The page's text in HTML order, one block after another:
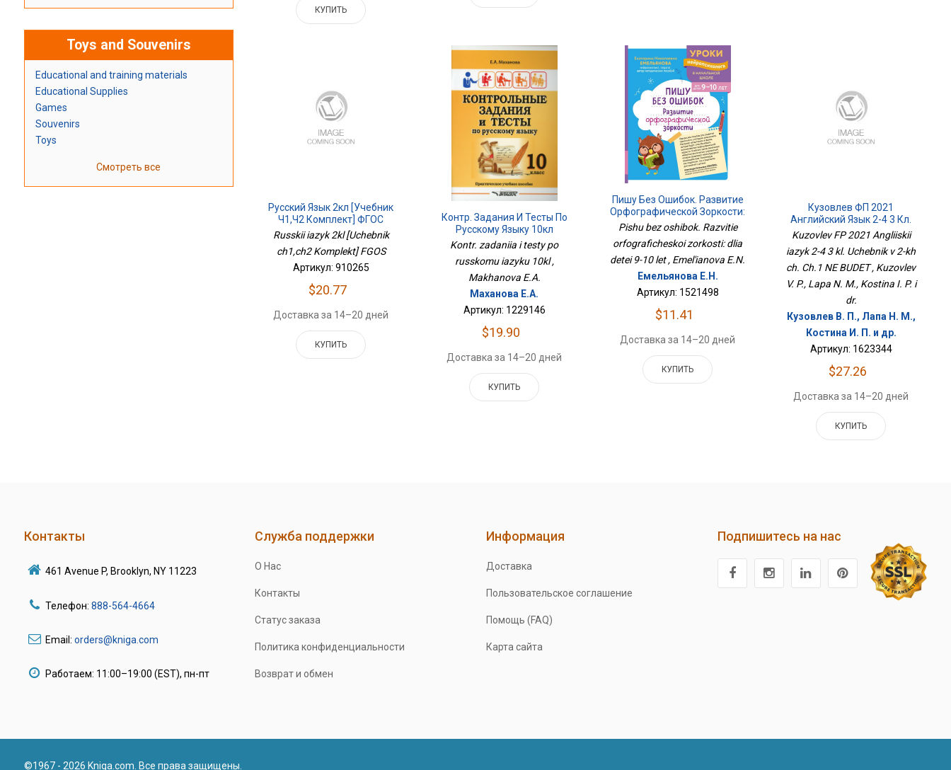
Toys and Souvenirs
Educational and training materials
Educational Supplies
Games
Souvenirs
Toys
Смотреть все
КУПИТЬ
Русский Язык 2кл [Учебник
Ч1,ч2 Комплект] ФГОС
Russkii iazyk 2kl [Uchebnik
ch1,ch2 Komplekt] FGOS
Артикул: 910265
$20.77
Доставка за 14–20 дней
КУПИТЬ
Контр. Задания И Тесты По
Русскому Языку 10кл
Kontr. zadaniia i testy po
russkomu iazyku 10kl ,
Makhanova E.A.
Маханова Е.А.
Артикул: 1229146
$19.90
Доставка за 14–20 дней
КУПИТЬ
Пишу Без Ошибок. Развитие
Орфографической Зоркости:
Для Детей 9-10 Лет
Pishu bez oshibok. Razvitie
orfograficheskoi zorkosti: dlia
detei 9-10 let , Emel'ianova E.N.
Емельянова Е.Н.
Артикул: 1521498
$11.41
Доставка за 14–20 дней
КУПИТЬ
Кузовлев ФП 2021
Английский Язык 2-4 3 Кл.
Учебник В 2-Х Ч. Ч.1 НЕ
Kuzovlev FP 2021 Angliiskii
iazyk 2-4 3 kl. Uchebnik v 2-kh
ch. Ch.1 NE BUDET , Kuzovlev
V. P., Lapa N. M., Kostina I. P. i
dr.
Кузовлев В. П., Лапа Н. М.,
Костина И. П. и др.
Артикул: 1623344
$27.26
Доставка за 14–20 дней
КУПИТЬ
Контакты
461 Avenue P, Brooklyn, NY 11223
Телефон: 888-564-4664
Email: orders@kniga.com
Работаем: 11:00–19:00 (EST), пн-пт
Служба поддержки
О Нас
Контакты
Статус заказа
Политика конфиденциальности
Возврат и обмен
Информация
Доставка
Пользовательское соглашение
Помощь (FAQ)
Карта сайта
Подпишитесь на нас
©1967 - 2026 Kniga.com. Все права защищены.